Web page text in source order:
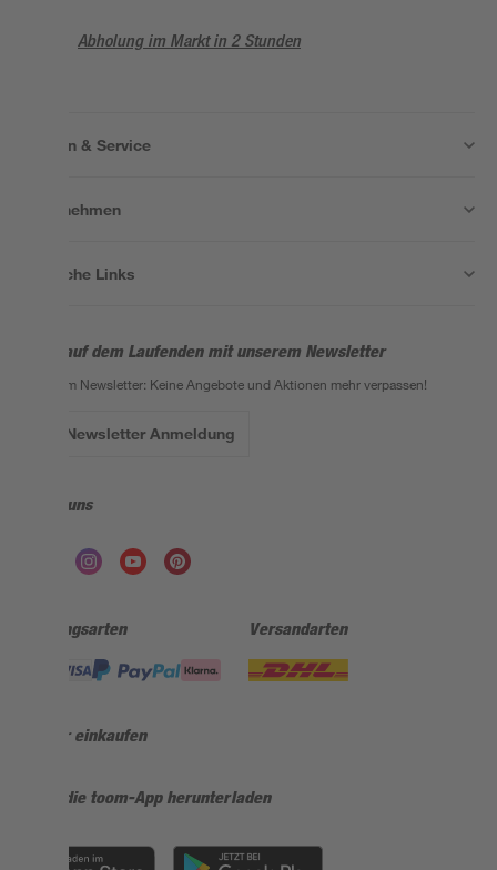
Abholung im Markt in 2 Stunden
Wissen & Service
Unternehmen
Nützliche Links
Bleib auf dem Laufenden mit unserem Newsletter
Der toom Newsletter: Keine Angebote und Aktionen mehr verpassen!
Zur Newsletter Anmeldung
Folge uns
Zahlungsarten Versandarten
Sicher einkaufen
Jetzt die toom-App herunterladen